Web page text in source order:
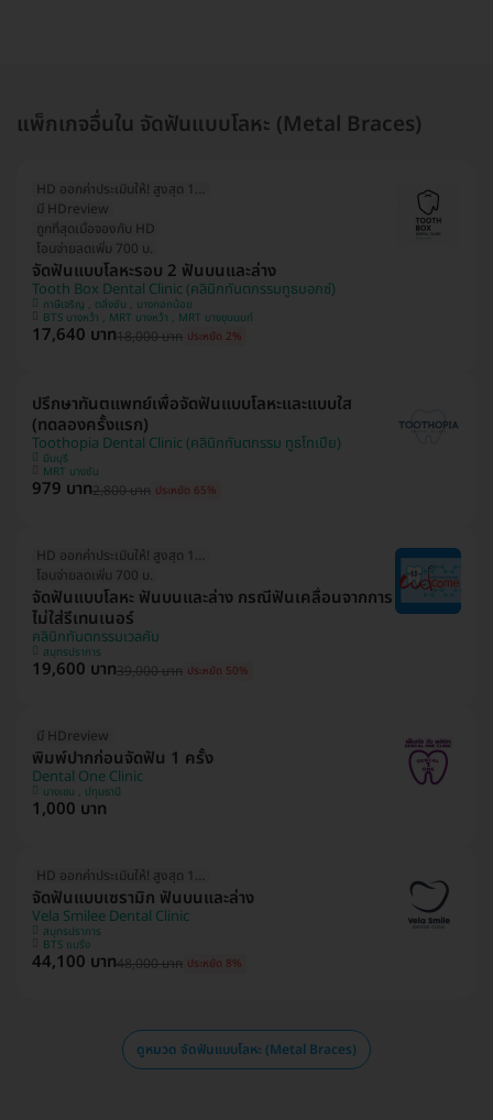
แพ็กเกจอื่นใน จัดฟันแบบโลหะ (Metal Braces)
HD ออกค่าประเมินให้! สูงสุด 1000 บ.
มี HDreview
ถูกที่สุดเมื่อจองกับ HD
โอนจ่ายลดเพิ่ม 700 บ.
จัดฟันแบบโลหะรอบ 2 ฟันบนและล่าง
Tooth Box Dental Clinic (คลินิกทันตกรรมทูธบอกซ์)
ภาษีเจริญ , ตลิ่งชัน , บางกอกน้อย
BTS บางหว้า , MRT บางหว้า , MRT บางขุนนนท์
17,640 บาท18,000 บาท ประหยัด 2%
ปรึกษาทันตแพทย์เพื่อจัดฟันแบบโลหะและแบบใส
(ทดลองครั้งแรก)
Toothopia Dental Clinic (คลินิกทันตกรรม ทูธโทเปีย)
มีนบุรี
MRT บางชัน
979 บาท2,800 บาท ประหยัด 65%
HD ออกค่าประเมินให้! สูงสุด 1500 บ.
โอนจ่ายลดเพิ่ม 700 บ.
จัดฟันแบบโลหะ ฟันบนและล่าง กรณีฟันเคลื่อนจากการ
ไม่ใส่รีเทนเนอร์
คลินิกทันตกรรมเวลคัม
สมุทรปราการ
19,600 บาท39,000 บาท ประหยัด 50%
มี HDreview
พิมพ์ปากก่อนจัดฟัน 1 ครั้ง
Dental One Clinic
บางเขน , ปทุมธานี
1,000 บาท
HD ออกค่าประเมินให้! สูงสุด 1500 บ.
จัดฟันแบบเซรามิก ฟันบนและล่าง
Vela Smilee Dental Clinic
สมุทรปราการ
BTS แบริ่ง
44,100 บาท48,000 บาท ประหยัด 8%
ดูหมวด จัดฟันแบบโลหะ (Metal Braces)